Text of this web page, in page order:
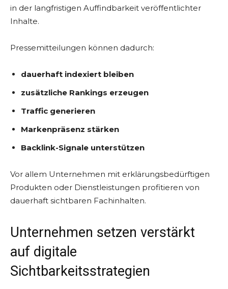
in der langfristigen Auffindbarkeit veröffentlichter
Inhalte.
Pressemitteilungen können dadurch:
dauerhaft indexiert bleiben
zusätzliche Rankings erzeugen
Traffic generieren
Markenpräsenz stärken
Backlink-Signale unterstützen
Vor allem Unternehmen mit erklärungsbedürftigen
Produkten oder Dienstleistungen profitieren von
dauerhaft sichtbaren Fachinhalten.
Unternehmen setzen verstärkt
auf digitale
Sichtbarkeitsstrategien